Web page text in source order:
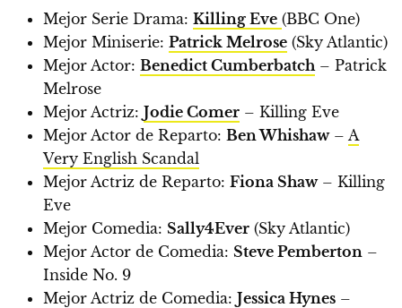
Mejor Serie Drama: Killing Eve (BBC One)
Mejor Miniserie: Patrick Melrose (Sky Atlantic)
Mejor Actor: Benedict Cumberbatch – Patrick
Melrose
Mejor Actriz: Jodie Comer – Killing Eve
Mejor Actor de Reparto: Ben Whishaw– A
Very English Scandal
Mejor Actriz de Reparto: Fiona Shaw– Killing
Eve
Mejor Comedia: Sally4Ever (Sky Atlantic)
Mejor Actor de Comedia: Steve Pemberton –
Inside No. 9
Mejor Actriz de Comedia: Jessica Hynes –